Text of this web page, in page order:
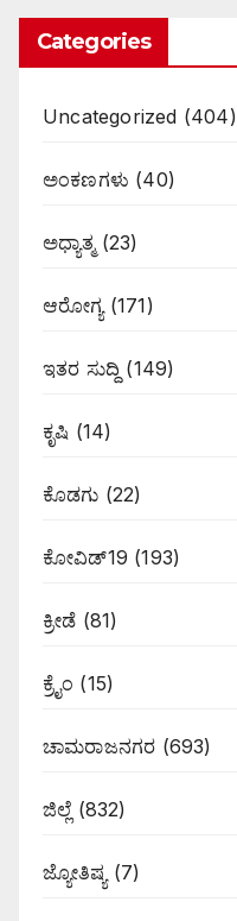
Categories
Uncategorized (404)
ಅಂಕಣಗಳು (40)
ಅಧ್ಯಾತ್ಮ(23)
ಆರೋಗ್ಯ(171)
ಇತರ ಸುದ್ದಿ (149)
ಕೃಷಿ (14)
ಕೊಡಗು (22)
ಕೋವಿಡ್19 (193)
ಕ್ರೀಡೆ (81)
ಕ್ರೈಂ (15)
ಚಾಮರಾಜನಗರ (693)
ಜಿಲ್ಲೆ (832)
ಜ್ಯೋತಿಷ್ಯ (7)